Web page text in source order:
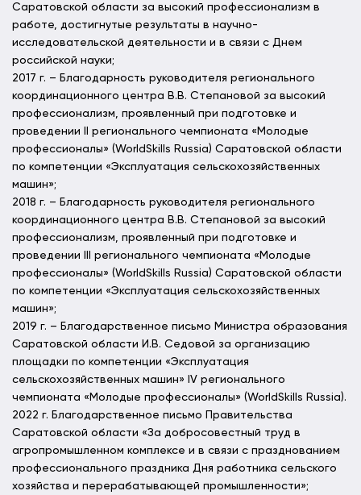
Саратовской области за высокий профессионализм в
работе, достигнутые результаты в научно-
исследовательской деятельности и в связи с Днем
российской науки;
2017 г. – Благодарность руководителя регионального
координационного центра В.В. Степановой за высокий
профессионализм, проявленный при подготовке и
проведении II регионального чемпионата «Молодые
профессионалы» (WorldSkills Russia) Саратовской области
по компетенции «Эксплуатация сельскохозяйственных
машин»;
2018 г. – Благодарность руководителя регионального
координационного центра В.В. Степановой за высокий
профессионализм, проявленный при подготовке и
проведении III регионального чемпионата «Молодые
профессионалы» (WorldSkills Russia) Саратовской области
по компетенции «Эксплуатация сельскохозяйственных
машин»;
2019 г. – Благодарственное письмо Министра образования
Саратовской области И.В. Седовой за организацию
площадки по компетенции «Эксплуатация
сельскохозяйственных машин» IV регионального
чемпионата «Молодые профессионалы» (WorldSkills Russia).
2022 г. Благодарственное письмо Правительства
Саратовской области «За добросовестный труд в
агропромышленном комплексе и в связи с празднованием
профессионального праздника Дня работника сельского
хозяйства и перерабатывающей промышленности»;